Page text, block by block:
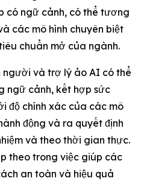
có ngữ cảnh, có thể tương
các mô hình chuyên biệt
chuẩn mở của ngành.
và trợ lý ảo AI có thể
ngữ cảnh, kết hợp sức
độ chính xác của các mô
động và ra quyết định
và theo thời gian thực.
theo trong việc giúp các
an toàn và hiệu quả